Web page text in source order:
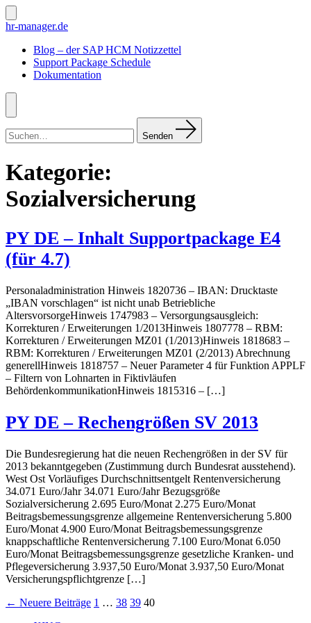
Zum
Inhalt
Suche
ein-/ausblenden
hr-manager.de
Blog – der SAP HCM Notizzettel
Support Package Schedule
Dokumentation
Menü
nach:
Senden
Kategorie:
Sozialversicherung
PY DE – Inhalt Supportpackage E4
(für 4.7)
Personaladministration Hinweis 1820736 – IBAN: Drucktaste
„IBAN vorschlagen“ ist nicht unab Betriebliche
AltersvorsorgeHinweis 1747983 – Versorgungsausgleich:
Korrekturen / Erweiterungen 1/2013Hinweis 1807778 – RBM:
Korrekturen / Erweiterungen MZ01 (1/2013)Hinweis 1818683 –
RBM: Korrekturen / Erweiterungen MZ01 (2/2013) Abrechnung
generellHinweis 1818757 – Neuer Parameter 4 für Funktion APPLF
– Filtern von Lohnarten in Fiktivläufen
BehördenkommunikationHinweis 1815316 – […]
PY DE – Rechengrößen SV 2013
Die Bundesregierung hat die neuen Rechengrößen in der SV für
2013 bekanntgegeben (Zustimmung durch Bundesrat ausstehend).
West Ost Vorläufiges Durchschnittsentgelt Rentenversicherung
34.071 Euro/Jahr 34.071 Euro/Jahr Bezugsgröße
Sozialversicherung 2.695 Euro/Monat 2.275 Euro/Monat
Beitragsbemessungsgrenze allgemeine Rentenversicherung 5.800
Euro/Monat 4.900 Euro/Monat Beitragsbemessungsgrenze
knappschaftliche Rentenversicherung 7.100 Euro/Monat 6.050
Euro/Monat Beitragsbemessungsgrenze gesetzliche Kranken- und
Pflegeversicherung 3.937,50 Euro/Monat 3.937,50 Euro/Monat
Versicherungspflichtgrenze […]
Seitennummerierung
← Neuere Beiträge 1 … 38 39 40